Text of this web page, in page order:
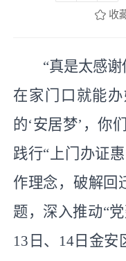
收
“真是太感谢
在家门口就能
的‘安居梦’，你
践行“上门办证
作理念，破解回
题，深入推动“
13日、14日金安